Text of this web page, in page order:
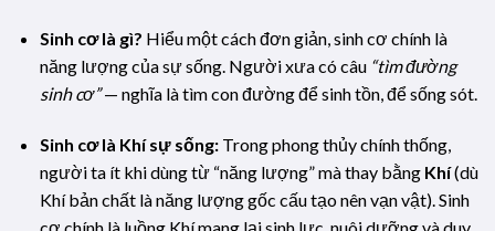
Sinh cơ là gì? Hiểu một cách đơn giản, sinh cơ chính là
năng lượng của sự sống. Người xưa có câu “tìm đường
sinh cơ”— nghĩa là tìm con đường để sinh tồn, để sống sót.
Sinh cơ là Khí sự sống:Trong phong thủy chính thống,
người ta ít khi dùng từ “năng lượng” mà thay bằng Khí(dù
Khí bản chất là năng lượng gốc cấu tạo nên vạn vật). Sinh
cơ chính là luồng Khí mang lại sinh lực, nuôi dưỡng và duy